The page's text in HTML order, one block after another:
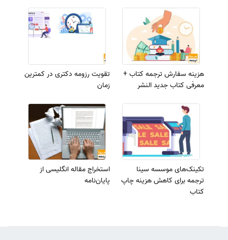
هزینه سفارش ترجمه کتاب +
معرفی کتاب جدید النشر
تقویت رزومه دکتری در کمترین
زمان
تکینک‌های موسسه سینا
ترجمه برای کاهش هزینه چاپ
کتاب
استخراج مقاله انگلیسی از
پایان‌نامه